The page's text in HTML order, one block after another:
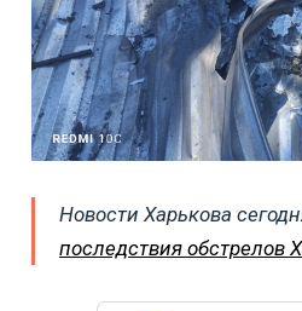
Новости Харькова
последствия обстрелов